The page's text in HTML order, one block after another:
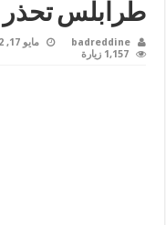
طرابلس تحذر
badreddine مايو 17, 2022
1,157 زيارة